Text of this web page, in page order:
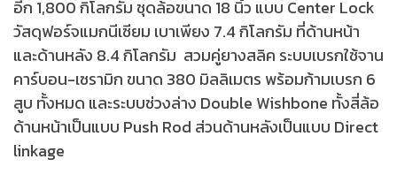
อีก 1,800 กิโลกรัม ชุดล้อขนาด 18 นิ้ว แบบ Center Lock
วัสดุฟอร์จแมกนีเซียม เบาเพียง 7.4 กิโลกรัม ที่ด้านหน้า
และด้านหลัง 8.4 กิโลกรัม สวมคู่ยางสลิค ระบบเบรกใช้จาน
คาร์บอน-เซรามิก ขนาด 380 มิลลิเมตร พร้อมก้ามเบรก 6
สูบ ทั้งหมด และระบบช่วงล่าง Double Wishbone ทั้งสี่ล้อ
ด้านหน้าเป็นแบบ Push Rod ส่วนด้านหลังเป็นแบบ Direct
linkage